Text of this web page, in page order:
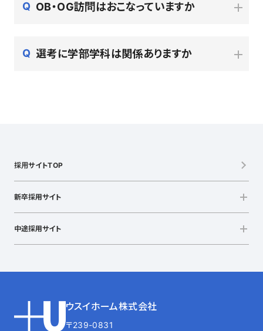
OB・OG訪問はおこなっていますか
選考に学部学科は関係ありますか
採用サイトTOP
新卒採用サイト
中途採用サイト
ウスイホーム株式会社
〒239-0831